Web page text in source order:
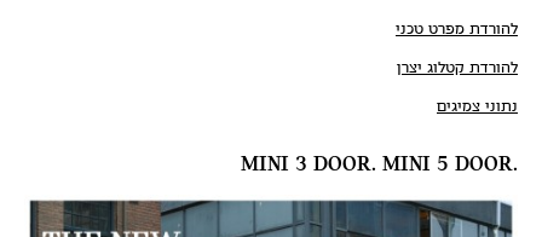
להורדת מפרט טכני
להורדת קטלוג יצרן
נתוני צמיגים
.MINI 3 DOOR. MINI 5 DOOR